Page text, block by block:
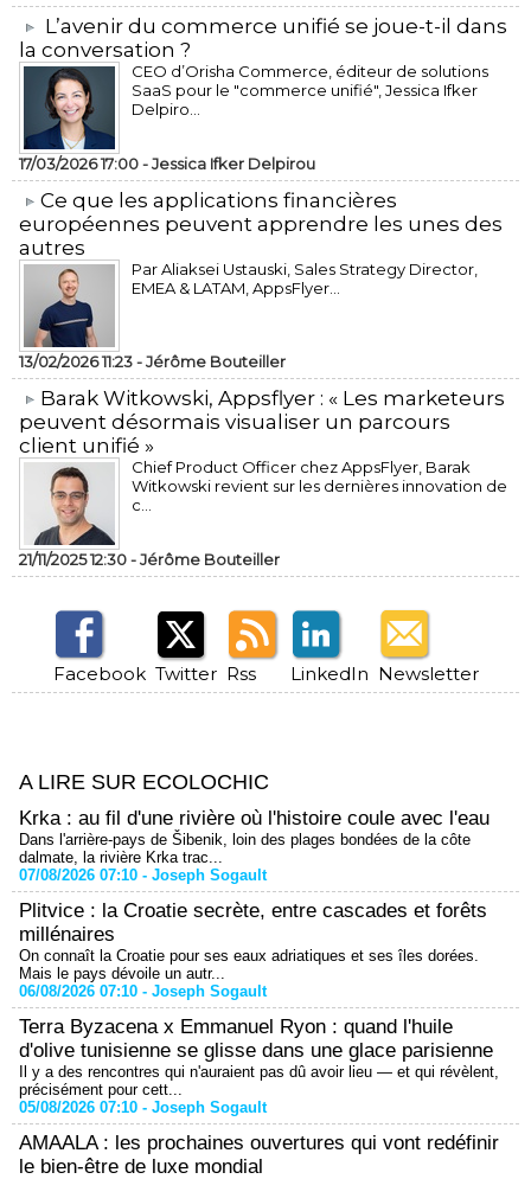
L’avenir du commerce unifié se joue-t-il dans
la conversation ?
CEO d’Orisha Commerce, éditeur de solutions
SaaS pour le "commerce unifié", Jessica Ifker
Delpiro...
17/03/2026 17:00 -Jessica Ifker Delpirou
​Ce que les applications financières
européennes peuvent apprendre les unes des
autres
Par Aliaksei Ustauski, Sales Strategy Director,
EMEA & LATAM, AppsFlyer...
13/02/2026 11:23 -Jérôme Bouteiller
​Barak Witkowski, Appsflyer : « Les marketeurs
peuvent désormais visualiser un parcours
client unifié »
Chief Product Officer chez AppsFlyer, ​Barak
Witkowski revient sur les dernières innovation de
c...
21/11/2025 12:30 -Jérôme Bouteiller
Facebook Twitter Rss LinkedIn Newsletter
A LIRE SUR ECOLOCHIC
Krka : au fil d'une rivière où l'histoire coule avec l'eau
Dans l'arrière-pays de Šibenik, loin des plages bondées de la côte
dalmate, la rivière Krka trac...
07/08/2026 07:10 - Joseph Sogault
Plitvice : la Croatie secrète, entre cascades et forêts
millénaires
On connaît la Croatie pour ses eaux adriatiques et ses îles dorées.
Mais le pays dévoile un autr...
06/08/2026 07:10 - Joseph Sogault
Terra Byzacena x Emmanuel Ryon : quand l'huile
d'olive tunisienne se glisse dans une glace parisienne
Il y a des rencontres qui n'auraient pas dû avoir lieu — et qui révèlent,
précisément pour cett...
05/08/2026 07:10 - Joseph Sogault
AMAALA : les prochaines ouvertures qui vont redéfinir
le bien-être de luxe mondial